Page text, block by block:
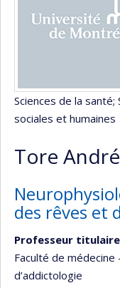
Sciences de la santé;
sociales et humaines
Tore
des rêves et
Professeur titulaire
Faculté de
d’addictologie